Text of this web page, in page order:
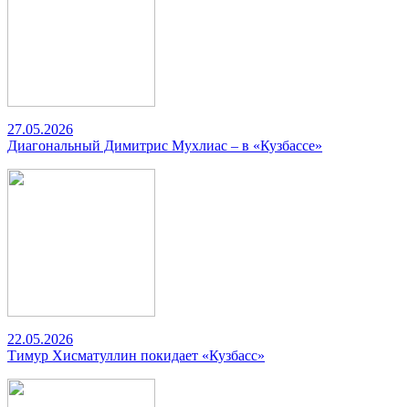
27.05.2026
Диагональный Димитрис Мухлиас – в «Кузбассе»
22.05.2026
Тимур Хисматуллин покидает «Кузбасс»